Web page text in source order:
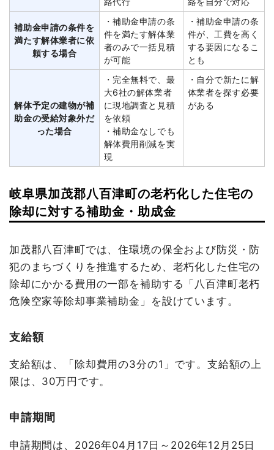
補助金申請の条件を
満たす解体業者に依
頼する場合
・補助金申請の条
件を満たす解体業
者のみで一括見積
が可能
・補助金申請の条
件が、工費を高く
する要因になるこ
とも
解体予定の建物が補
助金の受給対象外だ
った場合
・完全無料で、最
大6社の解体業者
に現地調査と見積
を依頼
・補助金なしでも
解体費用削減を実
現
・自分で新たに解
体業者を探す必要
がある
岐阜県加茂郡八百津町の老朽化した住宅の
除却に対する補助金・助成金
加茂郡八百津町では、住環境の保全および防災・防
犯のまちづくりを推進するため、老朽化した住宅の
除却にかかる費用の一部を補助する「八百津町老朽
危険空家等除却事業補助金」を設けています。
支給額
支給額は、「除却費用の3分の1」です。支給額の上
限は、30万円です。
申請期間
申請期間は、2026年04月17日～2026年12月25日